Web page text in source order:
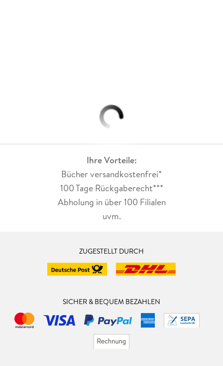
Ihre Vorteile:
Bücher versandkostenfrei*
100 Tage Rückgaberecht***
Abholung in über 100 Filialen
uvm.
ZUGESTELLT DURCH
SICHER & BEQUEM BEZAHLEN